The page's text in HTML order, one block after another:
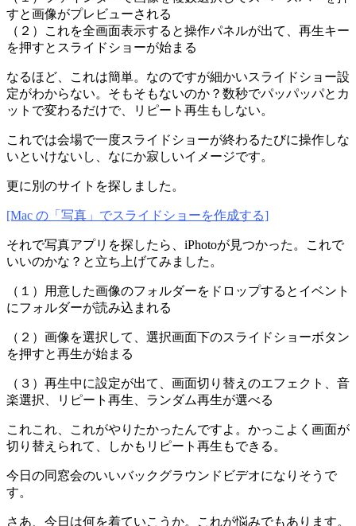
すと画像がプレビューされる
（２）これを全画面表示すると操作パネルが出て、再生キー
を押すとスライドショーが始まる
なるほど、これは簡単。なのですが細かいスライドショー設
定がわからない。そもそもないのか？数秒でパッパッパとカ
ットで変わるだけで、リピート再生もしない。
これでは会場で一度スライドショーが終わるたびに操作しな
いといけないし、なにか寂しいイメージです。
更に別のサイトを探しました。
[Mac の「写真」でスライドショーを作成する]
それで写真アプリを探したら、iPhotoが見つかった。これで
いいのかな？と立ち上げてみました。
（１）用意した画像のフォルダーをドロップするとイベント
にフォルダーが読み込まれる
（２）画像を選択して、選択画面下のスライドショーボタン
を押すと再生が始まる
（３）再生中に設定が出て、画面切り替えのエフェクト、音
楽選択、リピート再生、ランダム再生が選べる
これこれ、これがやりたかったんですよ。かっこよく画面が
切り替えられて、しかもリピート再生もできる。
今日の同窓会のいいバックグラウンドビデオになりそうで
す。
さあ、今日は何を着ていこうか。これが悩みでもあります。